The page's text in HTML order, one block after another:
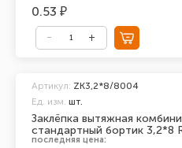
0.53 ₽
Заклёпка вытяжная
стандартный бортик 3,2*8
Артикул: ZK3,2*8/8004
Ед. изм. шт.
последняя цена: